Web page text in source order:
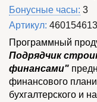
Характеристики
Бонусные часы: 3
Артикул:
Программный
Подрядчик
финансами"
финансового
бухгалтерского и